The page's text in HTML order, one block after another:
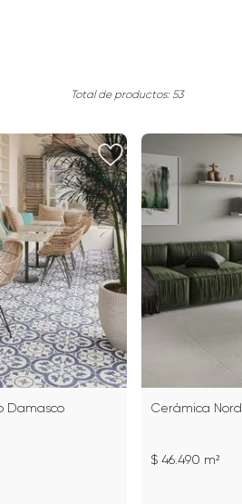
53
Damasco Cerámica
$ 46.490 m²